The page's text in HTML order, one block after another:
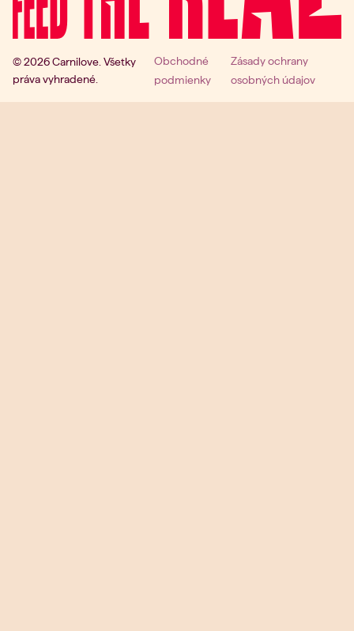
© 2026 Carnilove. Všetky
práva vyhradené.
Obchodné
podmienky
Zásady ochrany
osobných údajov